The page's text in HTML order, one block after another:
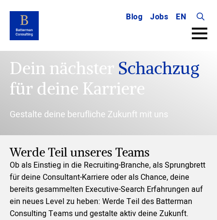
Blog Jobs
EN
Search
for:
Dein nächster Schachzug
für deine Karriere
Gestalte deine berufliche Zukunft mit uns
Werde Teil unseres Teams
Ob als Einstieg in die Recruiting-Branche, als Sprungbrett
für deine Consultant-Karriere oder als Chance, deine
bereits gesammelten Executive-Search Erfahrungen auf
ein neues Level zu heben: Werde Teil des Batterman
Consulting Teams und gestalte aktiv deine Zukunft.